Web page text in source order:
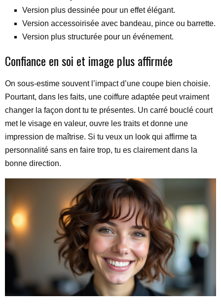
Version plus dessinée pour un effet élégant.
Version accessoirisée avec bandeau, pince ou barrette.
Version plus structurée pour un événement.
Confiance en soi et image plus affirmée
On sous-estime souvent l’impact d’une coupe bien choisie.
Pourtant, dans les faits, une coiffure adaptée peut vraiment
changer la façon dont tu te présentes. Un carré bouclé court
met le visage en valeur, ouvre les traits et donne une
impression de maîtrise. Si tu veux un look qui affirme ta
personnalité sans en faire trop, tu es clairement dans la
bonne direction.